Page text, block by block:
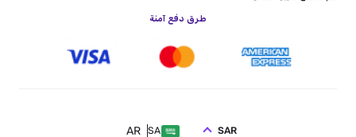
طرق دفع آمنة
SA
AR SAR